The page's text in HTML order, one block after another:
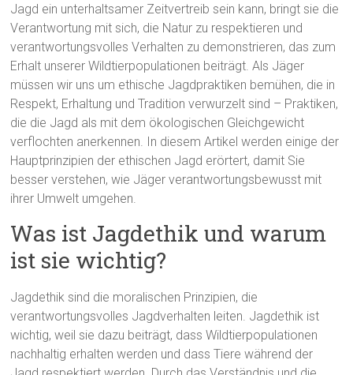
Jagd ein unterhaltsamer Zeitvertreib sein kann, bringt sie die
Verantwortung mit sich, die Natur zu respektieren und
verantwortungsvolles Verhalten zu demonstrieren, das zum
Erhalt unserer Wildtierpopulationen beiträgt. Als Jäger
müssen wir uns um ethische Jagdpraktiken bemühen, die in
Respekt, Erhaltung und Tradition verwurzelt sind – Praktiken,
die die Jagd als mit dem ökologischen Gleichgewicht
verflochten anerkennen. In diesem Artikel werden einige der
Hauptprinzipien der ethischen Jagd erörtert, damit Sie
besser verstehen, wie Jäger verantwortungsbewusst mit
ihrer Umwelt umgehen.
Was ist Jagdethik und warum
ist sie wichtig?
Jagdethik sind die moralischen Prinzipien, die
verantwortungsvolles Jagdverhalten leiten. Jagdethik ist
wichtig, weil sie dazu beiträgt, dass Wildtierpopulationen
nachhaltig erhalten werden und dass Tiere während der